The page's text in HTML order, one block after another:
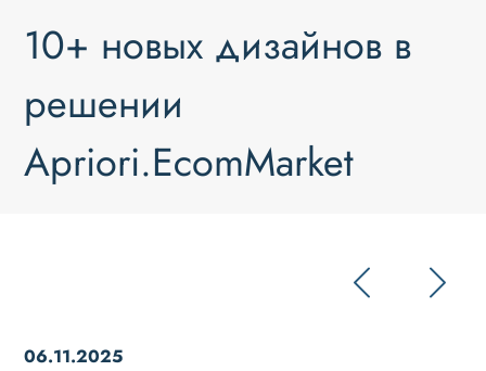
10+ новых дизайнов в
решении
Apriori.EcomMarket
06.11.2025